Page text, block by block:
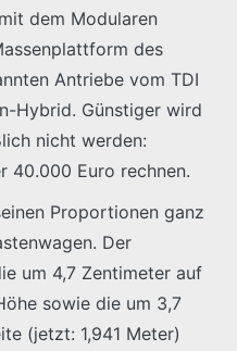
dem Modularen
des
Antriebe vom TDI
Hybrid. Günstiger wird
nicht werden:
40.000 Euro rechnen.
Proportionen ganz
Der
um 4,7 Zentimeter auf
sowie die um 3,7
(jetzt: 1,941 Meter)